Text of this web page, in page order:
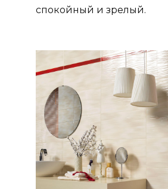
спокойный и зрелый.